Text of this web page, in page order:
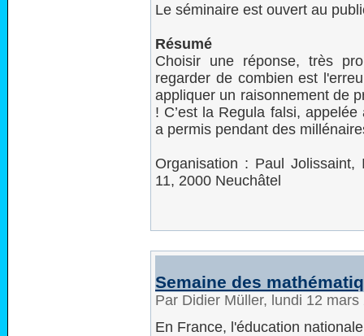
Le séminaire est ouvert au
Résumé
Choisir une réponse, très
regarder de combien est
appliquer un raisonnement de
! C’est la Regula falsi,
a permis pendant des
Organisation : Paul Jolissaint,
11, 2000 Neuchâtel
Semaine des
Par Didier Müller, lundi 12
En France, l'éducation